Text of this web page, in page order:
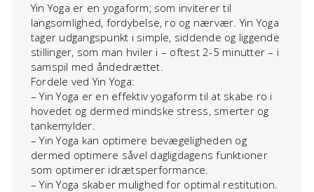
Yin Yoga er en yogaform, som inviterer til
langsomlighed, fordybelse, ro og nærvær. Yin Yoga
tager udgangspunkt i simple, siddende og liggende
stillinger, som man hviler i – oftest 2-5 minutter – i
samspil med åndedrættet.
Fordele ved Yin Yoga:
– Yin Yoga er en effektiv yogaform til at skabe ro i
hovedet og dermed mindske stress, smerter og
tankemylder.
– Yin Yoga kan optimere bevægeligheden og
dermed optimere såvel dagligdagens funktioner
som optimerer idrætsperformance.
– Yin Yoga skaber mulighed for optimal restitution.